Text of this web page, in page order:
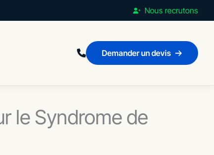
Nous recrutons
Demander un devis
le Syndrome de